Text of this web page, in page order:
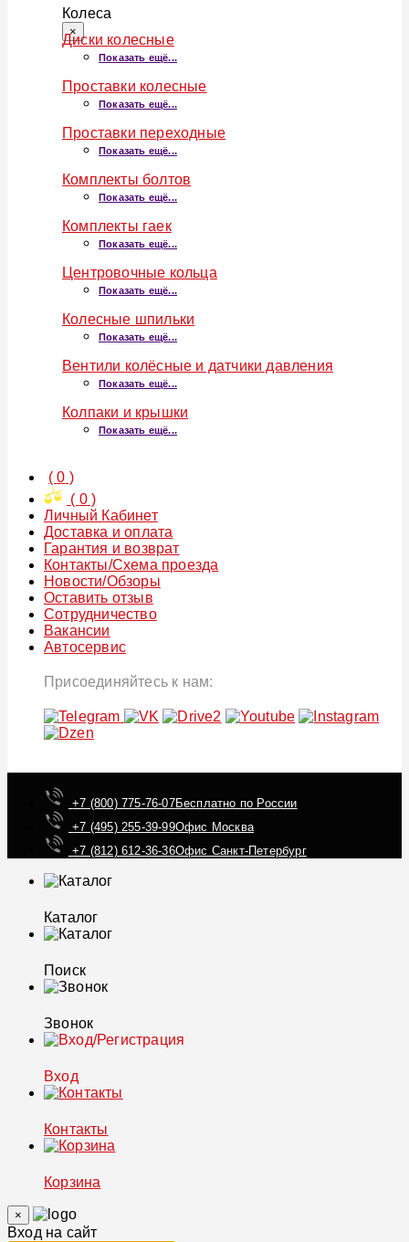
Колеса
×
Диски колесные
Показать ещё...
Проставки колесные
Показать ещё...
Проставки переходные
Показать ещё...
Комплекты болтов
Показать ещё...
Комплекты гаек
Показать ещё...
Центровочные кольца
Показать ещё...
Колесные шпильки
Показать ещё...
Вентили колёсные и датчики давления
Показать ещё...
Колпаки и крышки
Показать ещё...
(0 )
( 0)
Личный Кабинет
Доставка и оплата
Гарантия и возврат
Контакты/Схема проезда
Новости/Обзоры
Оставить отзыв
Сотрудничество
Вакансии
Автосервис
Присоединяйтесь к нам:
+7 (800) 775-76-07Бесплатно по России
+7 (495) 255-39-99Офис Москва
+7 (812) 612-36-36Офис Санкт-Петербург
Каталог
Поиск
Звонок
Вход
Контакты
Корзина
×
Вход на сайт